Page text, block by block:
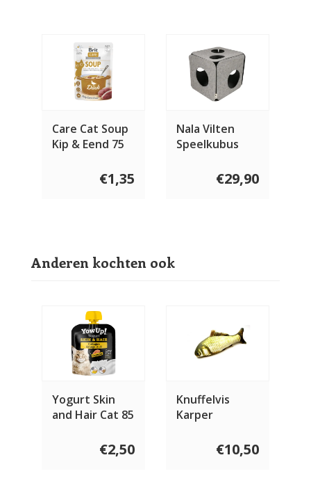
Care Cat Soup
Kip & Eend 75
€1,35
Nala Vilten
Speelkubus
€29,90
Anderen kochten ook
Yogurt Skin
and Hair Cat 85
€2,50
Knuffelvis
Karper
€10,50